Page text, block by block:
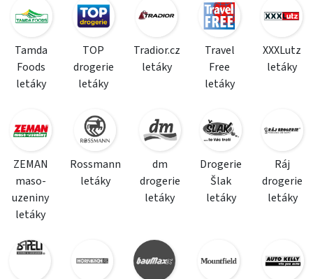
Tamda
Foods
letáky
TOP
drogerie
letáky
Tradior.cz
letáky
Travel
Free
letáky
XXXLutz
letáky
ZEMAN
maso-
uzeniny
letáky
Rossmann
letáky
dm
drogerie
letáky
Drogerie
Šlak
letáky
Ráj
drogerie
letáky